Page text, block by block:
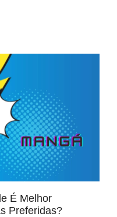
É Melhor
Preferidas?